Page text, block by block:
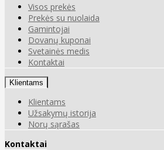
Visos prekės
Prekės su nuolaida
Gamintojai
Dovanų kuponai
Svetainės medis
Kontaktai
Klientams
Klientams
Užsakymų istorija
Norų sąrašas
Kontaktai